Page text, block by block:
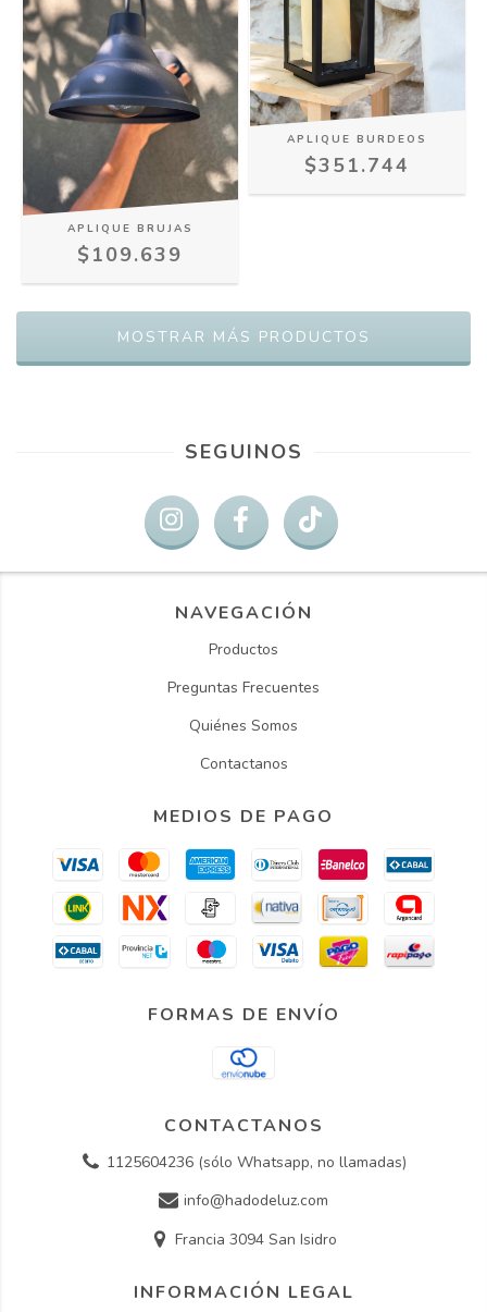
APLIQUE BRUJAS
$109.639
APLIQUE BURDEOS
$351.744
MOSTRAR MÁS PRODUCTOS
SEGUINOS
NAVEGACIÓN
Productos
Preguntas Frecuentes
Quiénes Somos
Contactanos
MEDIOS DE PAGO
FORMAS DE ENVÍO
CONTACTANOS
1125604236 (sólo Whatsapp, no llamadas)
info@hadodeluz.com
Francia 3094 San Isidro
INFORMACIÓN LEGAL